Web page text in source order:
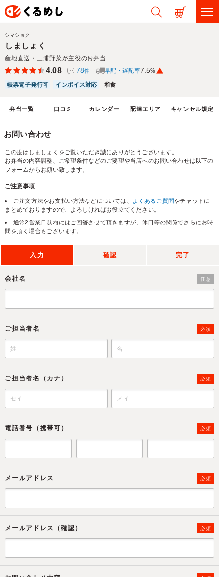
しましょく
産地直送・三浦野菜が主役のお弁当
シマショク
4.08 78件 早配・遅配率7.5%
帳票電子発行可
インボイス対応 和食
弁当一覧 口コミ カレンダー 配達エリア キャンセル規定
お問い合わせ
この度はしましょくをご覧いただき誠にありがとうございます。
お弁当の内容調整、ご希望条件などのご要望や当店へのお問い合わせは以下の
フォームからお願い致します。
ご注意事項
ご注文方法やお支払い方法などについては、 よくあるご質問やチャットに
まとめておりますので、よろしければお役立てください。
通常2営業日以内にはご回答させて頂きますが、休日等の関係でさらにお時
間を頂く場合もございます。
入力 確認 完了
会社名 任意
ご担当者名 必須
ご担当者名（カナ） 必須
電話番号（携帯可） 必須
メールアドレス 必須
メールアドレス（確認） 必須